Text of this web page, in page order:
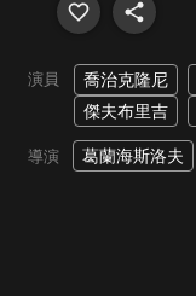
演員 喬治克隆尼
傑夫布里吉
導演 葛蘭海斯洛夫